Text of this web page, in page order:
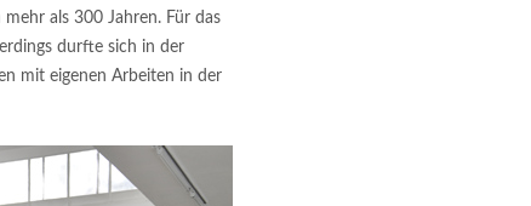
als 300 Jahren. Für das
durfte sich in der
mit eigenen Arbeiten in der